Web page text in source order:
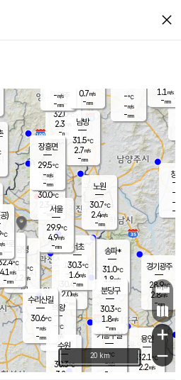
close
양주
32.0℃
2.3
-mm
과천
30.4℃
2.0m/s
- mm
용인
32.1℃
2.2m/s
경기광주
28.9℃
2.8m/s
-mm
-℃
-m/s
-mm
창
-
-m/
-
1.1 m/s
-mm
의왕
- ℃
m/s
mm
광명
31.3 ℃
2.2 m/s
-mm
구로
℃
4.1 m/s
-mm
은평
30.0℃
2.3 m/s
- mm
노원
30.7℃
2.4m/s
-mm
송파*
31.0℃
1.8m/s
-mm
서초
30.3℃
1.6m/s
-mm
남방
31.5℃
2.7m/s
-mm
기흥구갈
-℃
-m/s
-
수리산길
30.6℃
-m/s
-mm
분당구
30.3℃
1.8m/s
-mm
장흥면
29.5℃
-m/s
-mm
-m/s
-mm
)
℃
s
수원
30.3℃
3.2 m/s
서울
29.9℃
4.9m/s
-mm
0.7m/s
-mm
+
−
20 km